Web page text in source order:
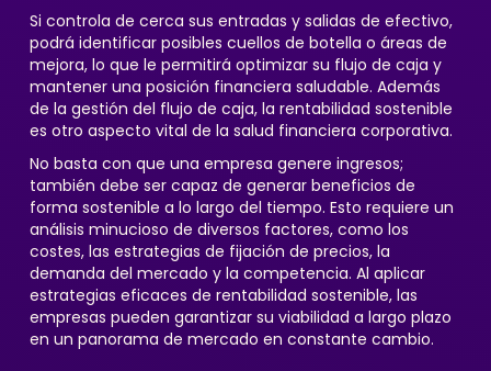
Si controla de cerca sus entradas y salidas de efectivo,
podrá identificar posibles cuellos de botella o áreas de
mejora, lo que le permitirá optimizar su flujo de caja y
mantener una posición financiera saludable. Además
de la gestión del flujo de caja, la rentabilidad sostenible
es otro aspecto vital de la salud financiera corporativa.
No basta con que una empresa genere ingresos;
también debe ser capaz de generar beneficios de
forma sostenible a lo largo del tiempo. Esto requiere un
análisis minucioso de diversos factores, como los
costes, las estrategias de fijación de precios, la
demanda del mercado y la competencia. Al aplicar
estrategias eficaces de rentabilidad sostenible, las
empresas pueden garantizar su viabilidad a largo plazo
en un panorama de mercado en constante cambio.